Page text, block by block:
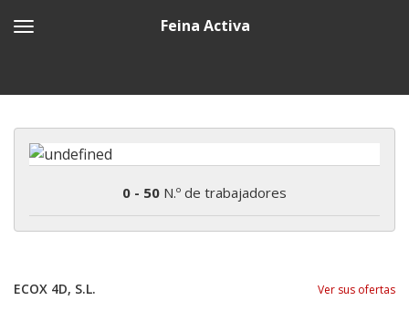
Feina Activa
0 - 50 N.º de trabajadores
ECOX 4D, S.L. Ver sus ofertas